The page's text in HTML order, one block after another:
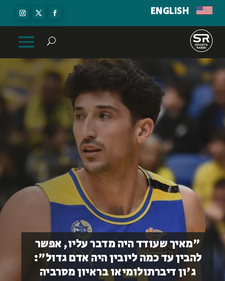
ENGLISH
"מאיך שעודד היה מדבר עליו, אפשר
להבין עד כמה ליובין היה אדם גדול":
ג'ון דיברתולומיאו בראיון מסרביה